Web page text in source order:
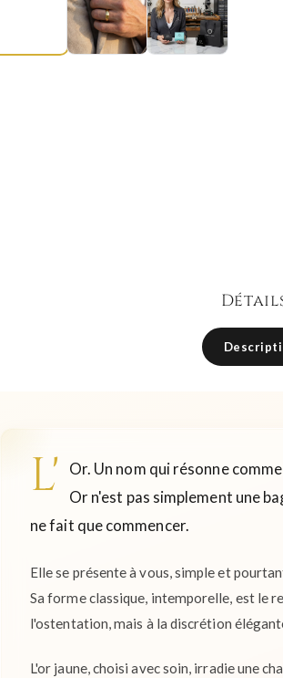
L'
Or. Un nom qui résonne
Or n'est pas simplement une
ne fait que commencer.
Elle se présente à vous, simple et
Sa forme classique, intemporelle, est le
l'ostentation, mais à la discrétion
L'or jaune, choisi avec soin, irradie une